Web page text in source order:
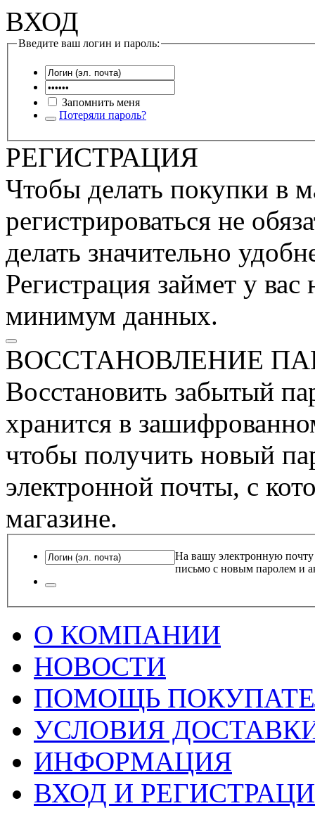
ВХОД
Введите ваш логин и пароль:
Запомнить меня
Потеряли пароль?
РЕГИСТРАЦИЯ
Чтобы делать покупки в
регистрироваться не
делать значительно
Регистрация займет у
минимум данных.
ВОССТАНОВЛЕНИЕ
Восстановить забытый
хранится в
чтобы получить новый
электронной почты, с
магазине.
На вашу электронную почту
письмо с новым паролем и
О КОМПАНИИ
НОВОСТИ
ПОМОЩЬ
УСЛОВИЯ
ИНФОРМАЦИЯ
ВХОД И